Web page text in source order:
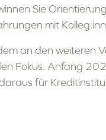
Sie
mit
an den weiteren
Fokus. Anfang
für